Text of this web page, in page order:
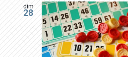
dim
28